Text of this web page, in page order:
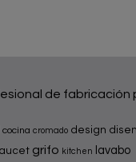
de fabricación
cocina cromado design
grifo kitchen lavabo